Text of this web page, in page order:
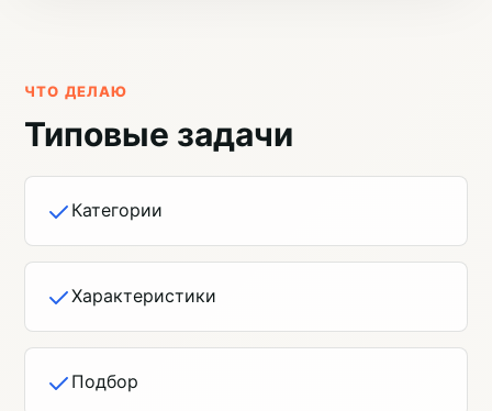
ЧТО ДЕЛАЮ
Типовые задачи
Категории
Характеристики
Подбор